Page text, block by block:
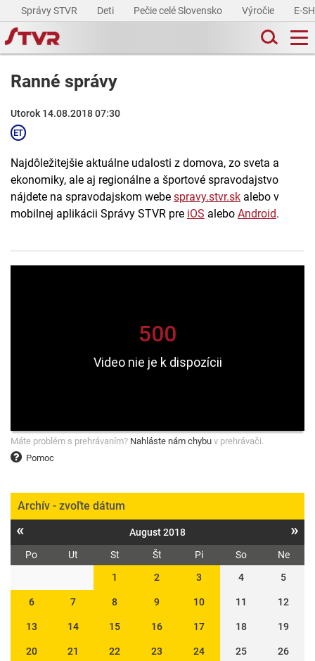
Správy STVR Deti Pečie celé Slovensko Výročie E-
Ranné správy
Utorok 14.08.2018 07:30
Najdôležitejšie aktuálne udalosti z domova, zo sveta a
ekonomiky, ale aj regionálne a športové spravodajstvo
nájdete na spravodajskom webe spravy.stvr.sk alebo v
mobilnej aplikácii Správy STVR pre iOS alebo Android.
Pomoc
Máte problém s prehrávaním? Nahláste nám chybu v prehrávači.
Archív - zvoľte dátum
« August 2018 »
Po Ut St Št Pi So
Ne
1
2 3 4 5
6 7 8 9 10 11 12
13 14 15 16 17 18 19
20 21 22 23 24 25 26